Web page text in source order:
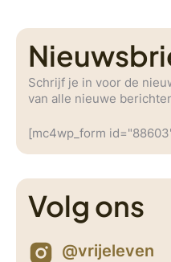
Schrijf je in voor de
van alle nieuwe
[mc4wp_form
Volg ons
@vrijeleven